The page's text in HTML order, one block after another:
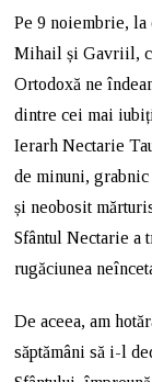
Pe 9 noiembrie, la
Mihail și Gavriil,
Ortodoxă ne
dintre cei mai
Ierarh Nectarie
de minuni,
și neobosit
Sfântul Nectarie a
rugăciunea
De aceea, am
săptămâni să i-l